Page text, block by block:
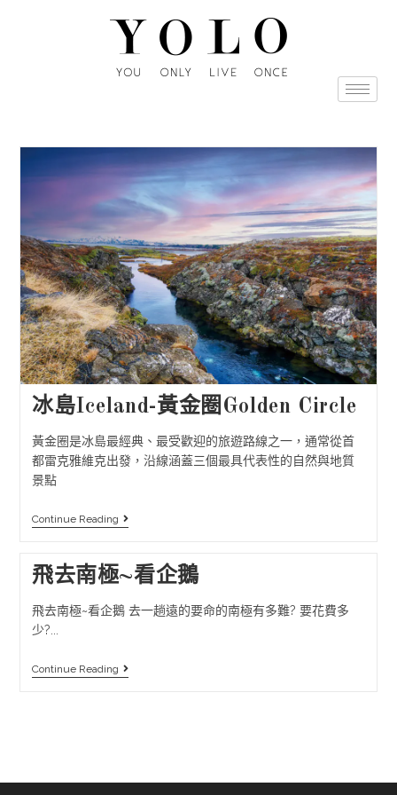
冰島Iceland-黃金圈Golden Circle
黃金圈是冰島最經典、最受歡迎的旅遊路線之一，通常從首
都雷克雅維克出發，沿線涵蓋三個最具代表性的自然與地質
景點
Continue Reading
飛去南極~看企鵝
飛去南極~看企鵝 去一趟遠的要命的南極有多難? 要花費多
少?...
Continue Reading